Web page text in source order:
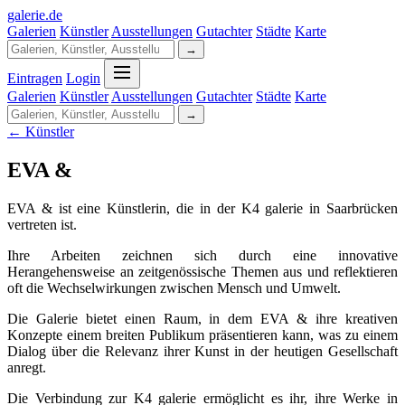
galerie.de
Galerien Künstler Ausstellungen Gutachter Städte Karte
→
Eintragen Login
Galerien Künstler Ausstellungen Gutachter Städte Karte
→
← Künstler
EVA &
EVA & ist eine Künstlerin, die in der K4 galerie in Saarbrücken
vertreten ist.
Ihre Arbeiten zeichnen sich durch eine innovative
Herangehensweise an zeitgenössische Themen aus und reflektieren
oft die Wechselwirkungen zwischen Mensch und Umwelt.
Die Galerie bietet einen Raum, in dem EVA & ihre kreativen
Konzepte einem breiten Publikum präsentieren kann, was zu einem
Dialog über die Relevanz ihrer Kunst in der heutigen Gesellschaft
anregt.
Die Verbindung zur K4 galerie ermöglicht es ihr, ihre Werke in